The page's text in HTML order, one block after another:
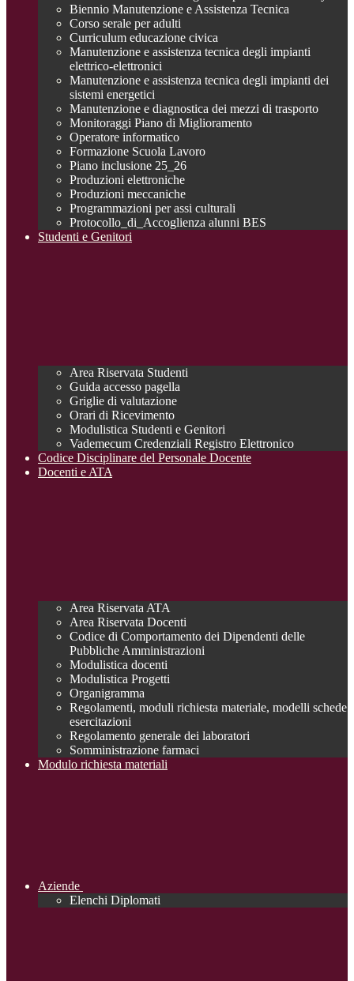
Biennio Manutenzione e Assistenza Tecnica
Corso serale per adulti
Curriculum educazione civica
Manutenzione e assistenza tecnica degli impianti
elettrico-elettronici
Manutenzione e assistenza tecnica degli impianti dei
sistemi energetici
Manutenzione e diagnostica dei mezzi di trasporto
Monitoraggi Piano di Miglioramento
Operatore informatico
Formazione Scuola Lavoro
Piano inclusione 25_26
Produzioni elettroniche
Produzioni meccaniche
Programmazioni per assi culturali
Protocollo_di_Accoglienza alunni BES
Studenti e Genitori
Area Riservata Studenti
Guida accesso pagella
Griglie di valutazione
Orari di Ricevimento
Modulistica Studenti e Genitori
Vademecum Credenziali Registro Elettronico
Codice Disciplinare del Personale Docente
Docenti e ATA
Area Riservata ATA
Area Riservata Docenti
Codice di Comportamento dei Dipendenti delle
Pubbliche Amministrazioni
Modulistica docenti
Modulistica Progetti
Organigramma
Regolamenti, moduli richiesta materiale, modelli schede
esercitazioni
Regolamento generale dei laboratori
Somministrazione farmaci
Modulo richiesta materiali
Aziende
Elenchi Diplomati